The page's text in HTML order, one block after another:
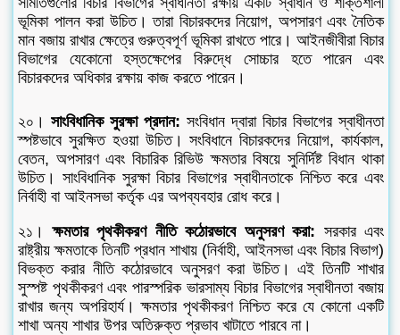
ভূমিকা পালন করা উচিত। তারা বিচারকদের নিয়োগ, অপসারণ এবং নৈতিক
মান বজায় রাখার ক্ষেত্রে গুরুত্বপূর্ণ ভূমিকা রাখতে পারে। আইনজীবীরা বিচার
বিভাগের যেকোনো হস্তক্ষেপের বিরুদ্ধে সোচ্চার হতে পারেন এবং
বিচারকদের অধিকার রক্ষায় কাজ করতে পারেন।
২০। সাংবিধানিক সুরক্ষা প্রদান: সংবিধান দ্বারা বিচার বিভাগের স্বাধীনতা
স্পষ্টভাবে সুরক্ষিত হওয়া উচিত। সংবিধানে বিচারকদের নিয়োগ, কার্যকাল,
বেতন, অপসারণ এবং বিচারিক রিভিউ ক্ষমতার বিষয়ে সুনির্দিষ্ট বিধান থাকা
উচিত। সাংবিধানিক সুরক্ষা বিচার বিভাগের স্বাধীনতাকে নিশ্চিত করে এবং
নির্বাহী বা আইনসভা কর্তৃক এর অপব্যবহার রোধ করে।
২১।ক্ষমতার পৃথকীকরণ নীতি কঠোরভাবে অনুসরণ করা: সরকার এবং
রাষ্ট্রীয় ক্ষমতাকে তিনটি প্রধান শাখায় (নির্বাহী, আইনসভা এবং বিচার বিভাগ)
বিভক্ত করার নীতি কঠোরভাবে অনুসরণ করা উচিত। এই তিনটি শাখার
সুস্পষ্ট পৃথকীকরণ এবং পারস্পরিক ভারসাম্য বিচার বিভাগের স্বাধীনতা বজায়
রাখার জন্য অপরিহার্য। ক্ষমতার পৃথকীকরণ নিশ্চিত করে যে কোনো একটি
শাখা অন্য শাখার উপর অতিরুক্ত প্রভাব খাটাতে পারবে না।